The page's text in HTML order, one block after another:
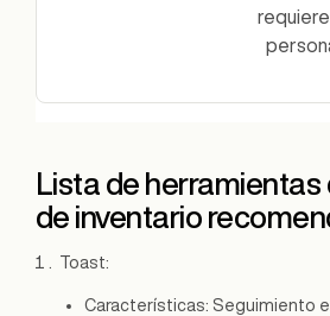
Lista de herramientas
de inventario
Toast:
Características: Seguimiento